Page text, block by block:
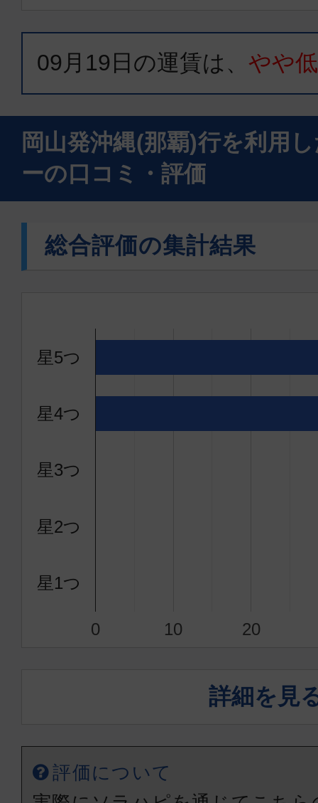
09月19日 の運賃は、 やや
岡山発沖縄(那覇)行を利用
ーの口コミ・評価
総合評価の集計結果
0 10 20
星5つ
星4つ
星3つ
星2つ
星1つ
詳細を見
評価について